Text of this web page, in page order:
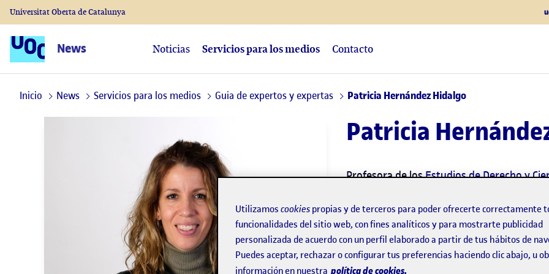
News Noticias Servicios para los medios Contacto
Universitat Oberta de Catalunya
Inicio News Servicios para los medios Guia de expertos y expertas Patricia Hernández Hidalgo
Patricia
Profesora de losEstudios de Derecho y
Derecho digital
Experto/a en:Victimología, violencia de
Utilizamos cookies propias y de terceros para poder ofrecerte correctamente
funcionalidades del sitio web, con fines analíticos y para mostrarte publicidad
personalizada de acuerdo con un perfil elaborado a partir de tus hábitos de
Puedes aceptar, rechazar o configurar tus preferencias haciendo clic abajo, u
información en nuestra política de cookies.